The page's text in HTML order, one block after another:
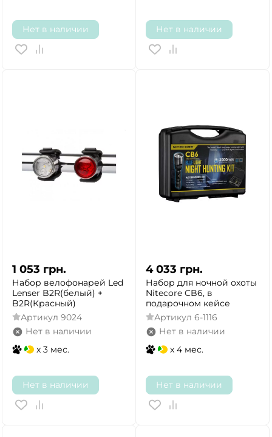
Нет в наличии Нет в наличии
1 053 грн.
Набор велофонарей Led
Lenser B2R(белый) +
B2R(Красный)
Артикул 9024
Нет в наличии
x 3 мес.
Нет в наличии
4 033 грн.
Набор для ночной охоты
Nitecore CB6, в
подарочном кейсе
Артикул 6-1116
Нет в наличии
x 4 мес.
Нет в наличии